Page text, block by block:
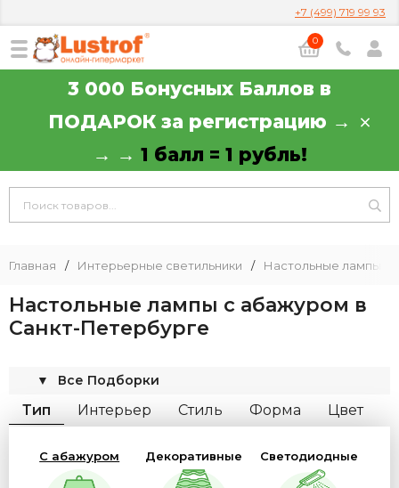
+7 (499) 719 99 93
0
3 000 Бонусных Баллов в
ПОДАРОК за регистрацию →
→ → 1 балл = 1 рубль!
Главная / Интерьерные светильники / Настольные лампы
Настольные лампы с абажуром в
Санкт-Петербурге
Все Подборки
▼
Тип Интерьер Стиль Форма
Цвет
Количество плафонов
Бренд
С абажуром Декоративные Светодиодные